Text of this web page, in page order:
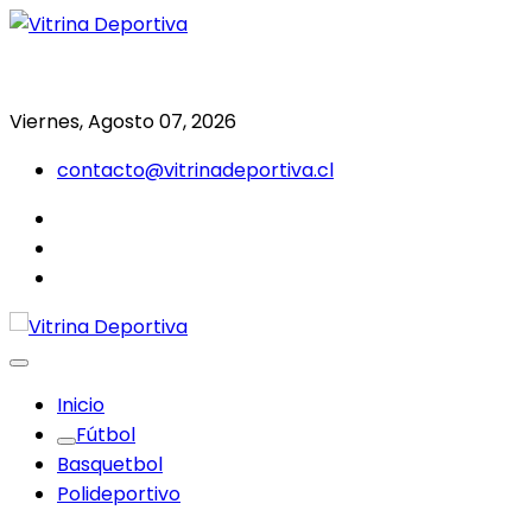
Saltar
Viernes, Agosto 07, 2026
contacto@vitrinadeportiva.cl
Inicio
Fútbol
Basquetbol
Polideportivo